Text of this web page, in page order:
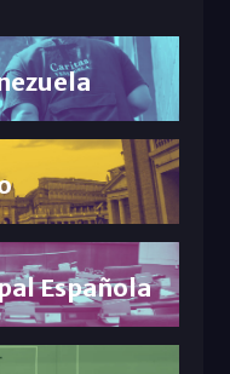
Española